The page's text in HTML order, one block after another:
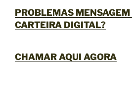
PROBLEMAS
CARTEIRA DIGITAL?
CHAMAR AQUI AGORA